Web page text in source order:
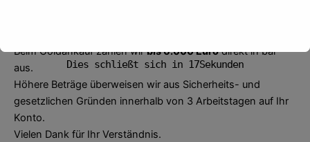
Beim Goldankauf zahlen wirbis 6.000 Eurodirekt in bar
aus.
Höhere Beträge überweisen wir aus Sicherheits- und
gesetzlichen Gründen innerhalb von 3 Arbeitstagen auf Ihr
Konto.
Vielen Dank für Ihr Verständnis.
Dies schließt sich in 16Sekunden